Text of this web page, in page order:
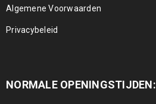
Algemene Voorwaarden
Privacybeleid
NORMALE OPENINGSTIJDEN: